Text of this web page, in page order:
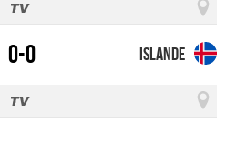
0-0 Islande